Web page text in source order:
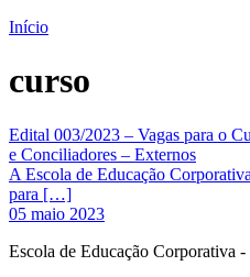
Início
curso
Edital 003/2023 – Vagas para o
e Conciliadores – Externos
A Escola de Educação
para […]
05 maio 2023
Escola de Educação Corporativa